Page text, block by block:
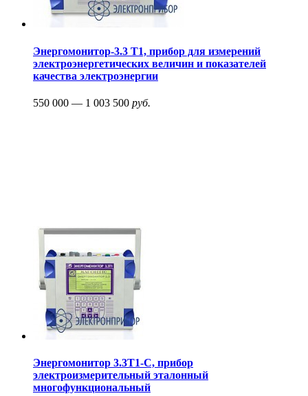
Энергомонитор-3.3 Т1, прибор для измерений
электроэнергетических величин и показателей
качества электроэнергии
550 000 — 1 003 500 руб.
Энергомонитор 3.3T1-C, прибор
электроизмерительный эталонный
многофункциональный